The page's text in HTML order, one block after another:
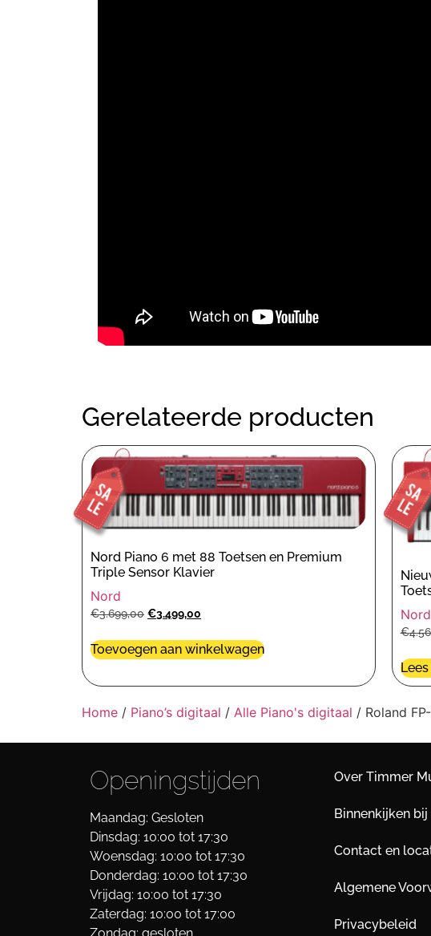
Gerelateerde producten
Nord Piano 6 met 88 Toetsen en Premium
Triple Sensor Klavier
Nord
€3.699,00 €3.499,00
Toevoegen aan winkelwagen
Nord
€
Home / Piano’s digitaal / Alle Piano's digitaal / Roland
Openingstijden
Maandag: Gesloten
Dinsdag: 10:00 tot 17:30
Woensdag: 10:00 tot 17:30
Donderdag: 10:00 tot 17:30
Vrijdag: 10:00 tot 17:30
Zaterdag: 10:00 tot 17:00
Over Timmer
Binnenkijken
Contact en
Algemene
Privacybeleid